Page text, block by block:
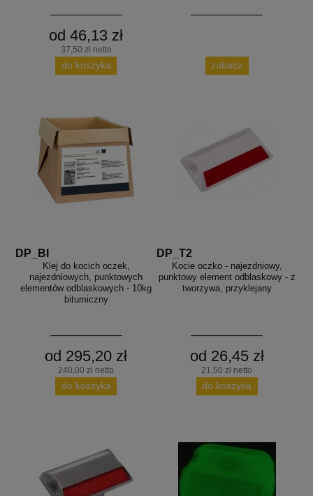
od 46,13 zł
37,50 zł netto
do koszyka zobacz
DP_BI
Klej do kocich oczek,
najezdniowych, punktowych
elementów odblaskowych - 10kg
bitumiczny
od 295,20 zł
240,00 zł netto
do koszyka
DP_T2
Kocie oczko - najezdniowy,
punktowy element odblaskowy - z
tworzywa, przyklejany
od 26,45 zł
21,50 zł netto
do koszyka